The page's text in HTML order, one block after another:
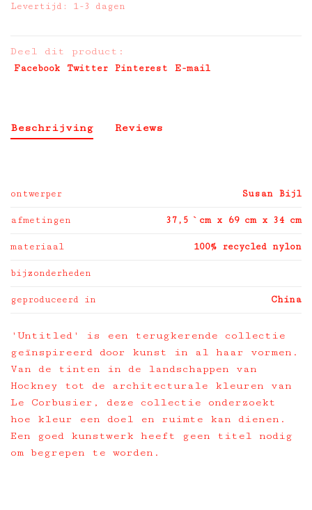
Levertijd: 1-3 dagen
Deel dit product:
Facebook Twitter Pinterest E-mail
Beschrijving Reviews
ontwerper Susan Bijl
afmetingen 37,5 `cm x 69 cm x 34 cm
materiaal 100% recycled nylon
bijzonderheden
geproduceerd in China
'Untitled' is een terugkerende collectie
geïnspireerd door kunst in al haar vormen.
Van de tinten in de landschappen van
Hockney tot de architecturale kleuren van
Le Corbusier, deze collectie onderzoekt
hoe kleur een doel en ruimte kan dienen.
Een goed kunstwerk heeft geen titel nodig
om begrepen te worden.